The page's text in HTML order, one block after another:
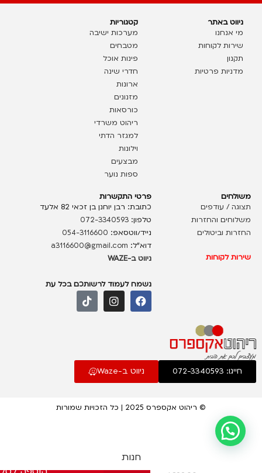
ניווט באתר
מי אנחנו
שירות לקוחות
תקנון
מדניות פרטיות
קטגוריות
מערכות ישיבה
מטבחים
פינות אוכל
חדרי שינה
ארונות
מזנונים
כורסאות
ריהוט משרדי
למגזר הדתי
וילונות
מבצעים
ספות נוער
משולחים
תצוגה / עודפים
משלוחים והחזרות
החזרות וביטולים
שירות לקוחות
פרטי התקשרות
כתובת: רבן יוחנן בן זכאי 82 אלעד
טלפון:072-3340593
נייד/ווטסאפ: 054-3116600
דוא”ל: a3116600@gmail.com
ניווט ב-WAZE
נשמח לעמוד לרשותכם בכל עת
חייגו: 072-3340593 ניווט ב-Waze
© ריהוט אקספרס 2025 | כל הזכויות שמורות
חנות